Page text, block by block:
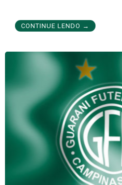
CONTINUE LENDO →